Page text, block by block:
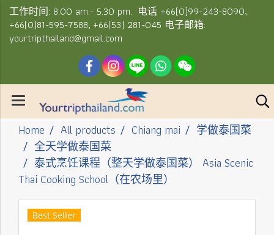
工作时间: 8.00 am.- 5.30 pm. 电话 +66(0)99-243-8090,
+66(0)81-595-7588, +66(53) 281-045 电子邮箱:
yourtripthailand@gmail.com
Home All products Chiang mai
学做泰国菜
全天学做泰国菜
泰式烹饪课程（整天学做泰国菜） Asia Scenic
Thai Cooking School（在农场里）
Best Seller